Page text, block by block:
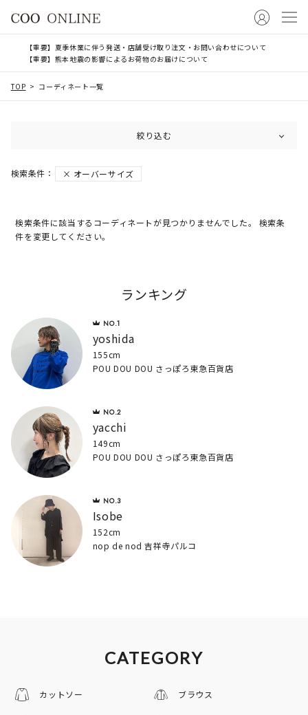
【重要】夏季休業に伴う発送・店舗受け取り注文・お問い合わせについて
【重要】熊本地震の影響によるお荷物のお届けについて
TOP コーディネート一覧
絞り込む
オーバーサイズ
検索条件に該当するコーディネートが見つかりませんでした。 検索条
件を変更してください。
ランキング
yoshida
155cm
POU DOU DOU さっぽろ東急百貨店
yacchi
149cm
POU DOU DOU さっぽろ東急百貨店
Isobe
152cm
nop de nod 吉祥寺パルコ
CATEGORY
カットソー ブラウス